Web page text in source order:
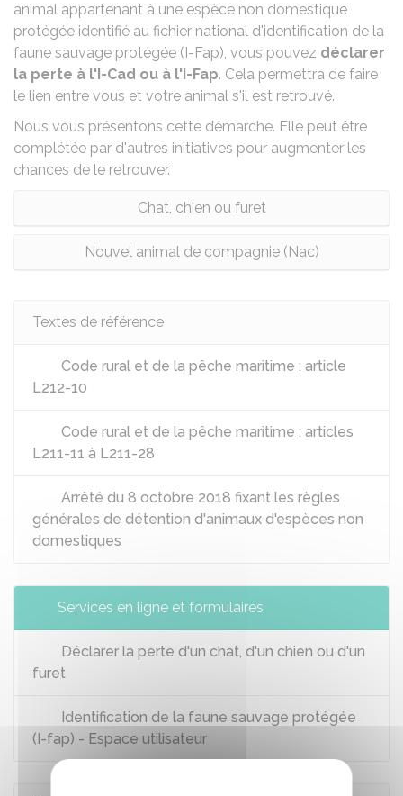
animal appartenant à une espèce non domestique
protégée identifié au fichier national d'identification de la
faune sauvage protégée (I-Fap), vous pouvez déclarer
la perte à l'I-Cad ou à l'I-Fap. Cela permettra de faire
le lien entre vous et votre animal s'il est retrouvé.
Nous vous présentons cette démarche. Elle peut être
complétée par d'autres initiatives pour augmenter les
chances de le retrouver.
Chat, chien ou furet
Nouvel animal de compagnie (Nac)
Textes de référence
Code rural et de la pêche maritime : article
L212-10
Code rural et de la pêche maritime : articles
L211-11 à L211-28
Arrêté du 8 octobre 2018 fixant les règles
générales de détention d'animaux d'espèces non
domestiques
Services en ligne et formulaires
Déclarer la perte d'un chat, d'un chien ou d'un
furet
Identification de la faune sauvage protégée
(I-fap) - Espace utilisateur